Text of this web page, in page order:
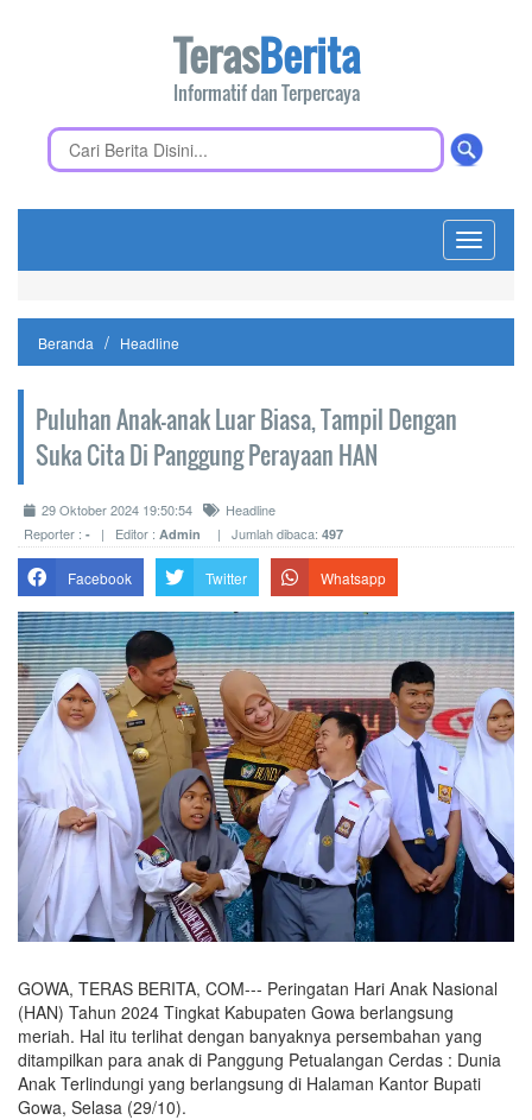
TerasBerita
Informatif dan Terpercaya
Toggle
Beranda Headline
Puluhan Anak-anak Luar Biasa, Tampil Dengan
Suka Cita Di Panggung Perayaan HAN
29 Oktober 2024 19:50:54
Headline
Reporter : - | Editor : Admin | Jumlah dibaca: 497
Facebook Twitter Whatsapp
GOWA, TERAS BERITA, COM--- Peringatan Hari Anak Nasional
(HAN) Tahun 2024 Tingkat Kabupaten Gowa berlangsung
meriah. Hal itu terlihat dengan banyaknya persembahan yang
ditampilkan para anak di Panggung Petualangan Cerdas : Dunia
Anak Terlindungi yang berlangsung di Halaman Kantor Bupati
Gowa, Selasa (29/10).